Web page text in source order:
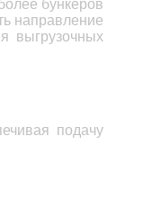
бункеров
направление
выгрузочных
подачу